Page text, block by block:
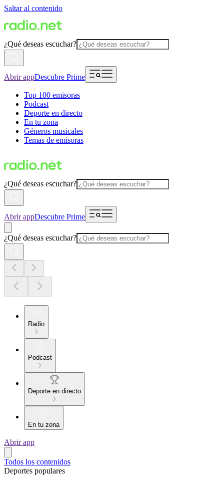
Saltar al contenido
¿Qué deseas escuchar?
Abrir appDescubre Prime
Top 100 emisoras
Podcast
Deporte en directo
En tu zona
Géneros musicales
Temas de emisoras
¿Qué deseas escuchar?
Abrir appDescubre Prime
¿Qué deseas escuchar?
Radio
Podcast
Deporte en directo
En tu zona
Abrir app
Todos los contenidos
Deportes populares